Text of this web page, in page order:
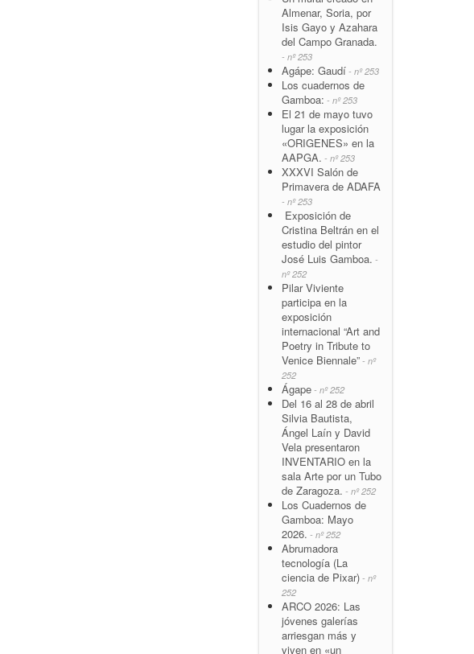
Almenar, Soria, por
Isis Gayo y Azahara
del Campo Granada.
- nº 253
Agápe: Gaudí - nº 253
Los cuadernos de
Gamboa: - nº 253
El 21 de mayo tuvo
lugar la exposición
«ORIGENES» en la
AAPGA. - nº 253
XXXVI Salón de
Primavera de ADAFA
- nº 253
Exposición de
Cristina Beltrán en el
estudio del pintor
José Luis Gamboa. -
nº 252
Pilar Viviente
participa en la
exposición
internacional “Art and
Poetry in Tribute to
Venice Biennale” - nº
252
Ágape - nº 252
Del 16 al 28 de abril
Silvia Bautista,
Ángel Laín y David
Vela presentaron
INVENTARIO en la
sala Arte por un Tubo
de Zaragoza. - nº 252
Los Cuadernos de
Gamboa: Mayo
2026. - nº 252
Abrumadora
tecnología (La
ciencia de Pixar) - nº
252
ARCO 2026: Las
jóvenes galerías
arriesgan más y
viven en «un